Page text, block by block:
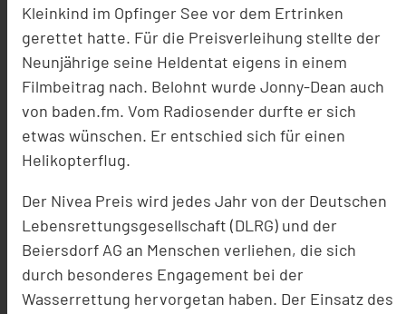
Kleinkind im Opfinger See vor dem Ertrinken
gerettet hatte. Für die Preisverleihung stellte der
Neunjährige seine Heldentat eigens in einem
Filmbeitrag nach. Belohnt wurde Jonny-Dean auch
von baden.fm. Vom Radiosender durfte er sich
etwas wünschen. Er entschied sich für einen
Helikopterflug.
Der Nivea Preis wird jedes Jahr von der Deutschen
Lebensrettungsgesellschaft (DLRG) und der
Beiersdorf AG an Menschen verliehen, die sich
durch besonderes Engagement bei der
Wasserrettung hervorgetan haben. Der Einsatz des